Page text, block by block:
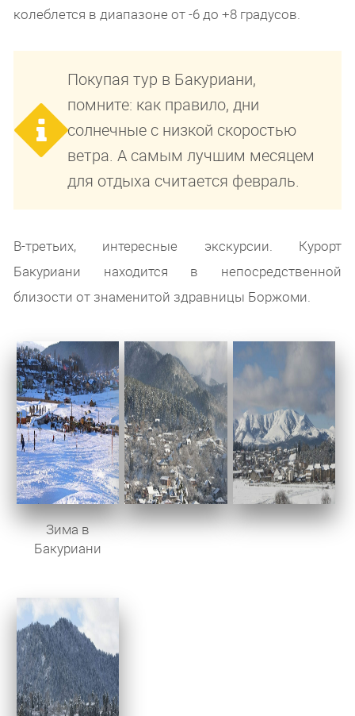
колеблется в диапазоне от -6 до +8 градусов.
Покупая тур в Бакуриани,
помните: как правило, дни
солнечные с низкой скоростью
ветра. А самым лучшим месяцем
для отдыха считается февраль.
В-третьих, интересные экскурсии. Курорт
Бакуриани находится в непосредственной
близости от знаменитой здравницы Боржоми.
Зима в
Бакуриани